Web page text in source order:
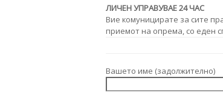
ЛИЧЕН УПРАВУВАЕ 24 ЧАС
Вие комуницирате за сите
приемот на опрема, со еден
Вашето име (задолжително)